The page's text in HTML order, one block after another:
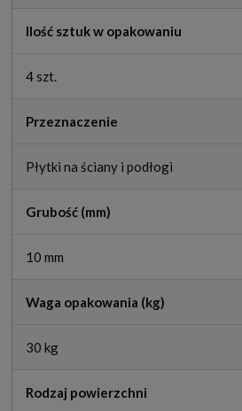
Ilość sztuk w opakowaniu
4 szt.
Przeznaczenie
Płytki na ściany i podłogi
Grubość (mm)
10 mm
Waga opakowania (kg)
30 kg
Rodzaj powierzchni